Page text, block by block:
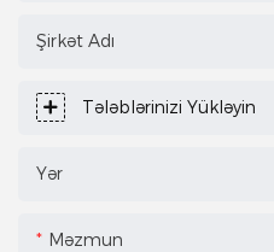
Şirkət Adı
Tələblərinizi Yükləyin
Yər
Məzmun